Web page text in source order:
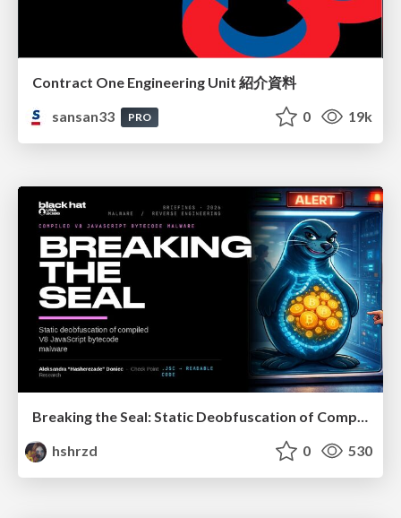
Contract One Engineering Unit 紹介資料
sansan33
PRO 0 19k
hshrzd
0 530